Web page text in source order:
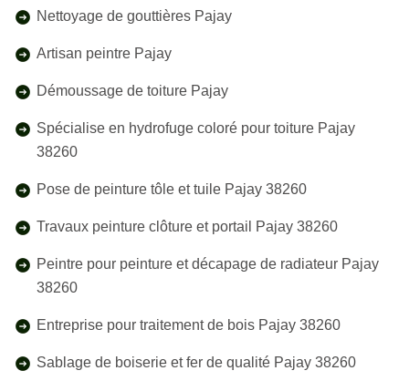
Nettoyage de gouttières Pajay
Artisan peintre Pajay
Démoussage de toiture Pajay
Spécialise en hydrofuge coloré pour toiture Pajay
38260
Pose de peinture tôle et tuile Pajay 38260
Travaux peinture clôture et portail Pajay 38260
Peintre pour peinture et décapage de radiateur Pajay
38260
Entreprise pour traitement de bois Pajay 38260
Sablage de boiserie et fer de qualité Pajay 38260